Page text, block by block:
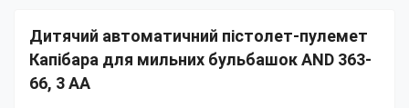
Дитячий автоматичний пістолет-пулемет
Капібара для мильних бульбашок AND 363-
66, 3 AA